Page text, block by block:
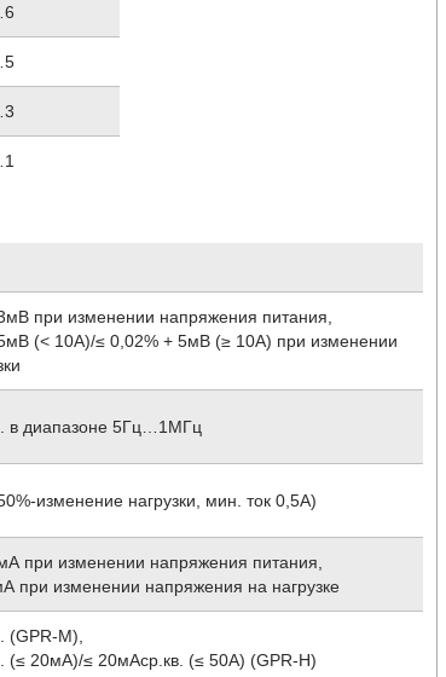
при изменении напряжения питания,
(< 10А)/≤ 0,02% + 5мВ (≥ 10А) при изменении
в диапазоне 5Гц…1МГц
изменение нагрузки, мин. ток 0,5А)
при изменении напряжения питания,
при изменении напряжения на нагрузке
(GPR-M),
(≤ 20мА)/≤ 20мАср.кв. (≤ 50А) (GPR-H)